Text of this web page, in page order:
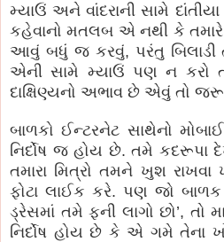
મ્યાઉં અને વાંદરાની સામે
કહેવાનો મતલબ એ નથી કે તમારે
આવું બધું જ કરવું, પરંતુ
એની સામે મ્યાઉં પણ ન કરો તો
દાક્ષિણ્યનો અભાવ છે એવું તો
બાળકો ઈન્ટરનેટ સાથેનો
નિર્દોષ જ હોય છે. તમે કદરૂપા
તમારા મિત્રો તમને ખુશ રાખવા
ફોટા લાઈક કરે. પણ જો
ડ્રેસમાં તમે ફની લાગો છો’, તો
નિર્દોષ હોય છે કે એ ગમે તેના